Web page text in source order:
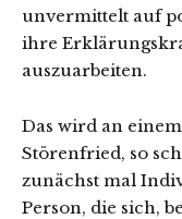
unvermittelt auf
ihre
auszuarbeiten.
Das wird an
Störenfried, so
zunächst mal
Person, die sich,